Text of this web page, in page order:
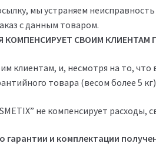
мы устраняем
с данным товаром.
СВОИМ КЛИЕНТАМ
клиентам, и, несмотря на то,
товара (весом более 5
не компенсирует
гарантии и комплектации